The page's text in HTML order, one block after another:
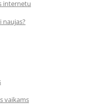
internetu
naujas?
vaikams